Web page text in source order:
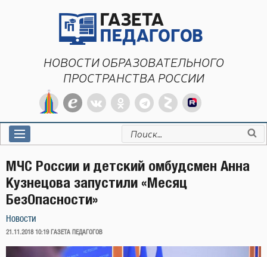
НОВОСТИ ОБРАЗОВАТЕЛЬНОГО
ПРОСТРАНСТВА РОССИИ
Искать:
МЧС России и детский омбудсмен Анна
Кузнецова запустили «Месяц
БезОпасности»
Новости
ОПУБЛИКОВАНО
21.11.2018 10:19 ГАЗЕТА ПЕДАГОГОВ